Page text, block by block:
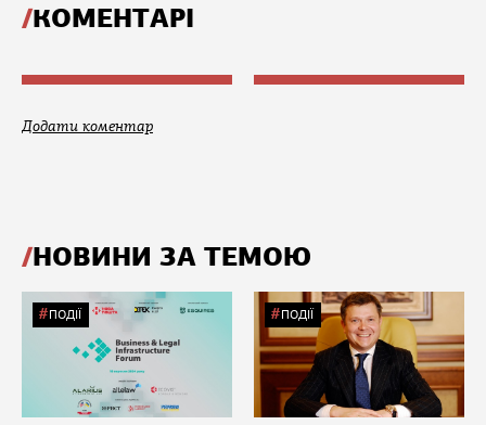
КОМЕНТАРІ
Додати коментар
НОВИНИ ЗА ТЕМОЮ
ПОДІЇ ПОДІЇ